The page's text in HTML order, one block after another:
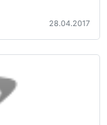
28.04.2017